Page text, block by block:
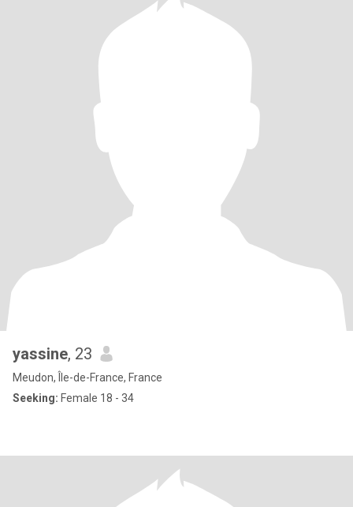
yassine, 23
Meudon, Île-de-France, France
Seeking: Female 18 - 34